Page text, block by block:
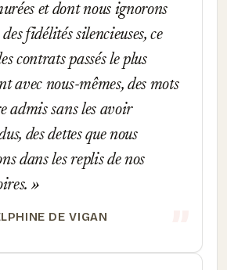
et dont nous ignorons
des fidélités silencieuses, ce
contrats passés le plus
avec nous-mêmes, des mots
admis sans les avoir
des dettes que nous
dans les replis de nos
DE VIGAN